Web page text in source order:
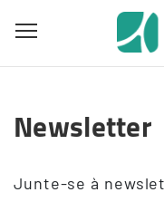
main
content
Toggle main menu
Newsletter
Junte-se à